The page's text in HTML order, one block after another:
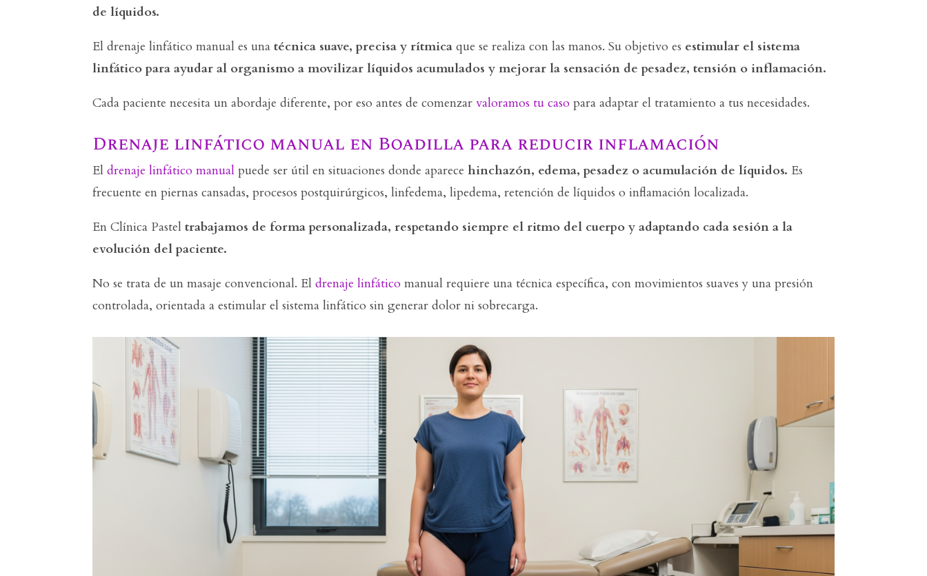
de líquidos.
El drenaje linfático manual es una técnica suave, precisa y rítmica que se realiza con las manos. Su objetivo es estimular el sistema
linfático para ayudar al organismo a movilizar líquidos acumulados y mejorar la sensación de pesadez, tensión o inflamación.
Cada paciente necesita un abordaje diferente, por eso antes de comenzarvaloramos tu caso para adaptar el tratamiento a tus necesidades.
Drenaje linfático manual en Boadilla para reducir inflamación
Eldrenaje linfático manual puede ser útil en situaciones donde aparecehinchazón, edema, pesadez o acumulación de líquidos. Es
frecuente en piernas cansadas, procesos postquirúrgicos, linfedema, lipedema, retención de líquidos o inflamación localizada.
En Clínica Pastel trabajamos de forma personalizada, respetando siempre el ritmo del cuerpo y adaptando cada sesión a la
evolución del paciente.
No se trata de un masaje convencional. Eldrenaje linfático manual requiere una técnica específica, con movimientos suaves y una presión
controlada, orientada a estimular el sistema linfático sin generar dolor ni sobrecarga.